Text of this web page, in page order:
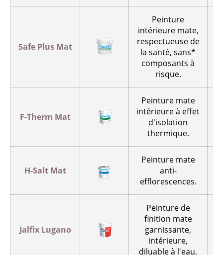
Safe Plus Mat
Peinture
intérieure mate,
respectueuse de
la santé, sans*
composants à
risque.
F-Therm Mat
Peinture mate
intérieure à effet
d'isolation
thermique.
H-Salt Mat
Peinture mate
anti-
efflorescences.
Jalfix Lugano
Peinture de
finition mate
garnissante,
intérieure,
diluable à l'eau.